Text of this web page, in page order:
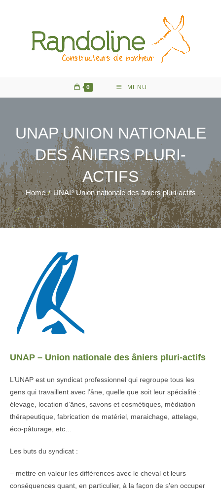
0 MENU
UNAP UNION NATIONALE
DES ÂNIERS PLURI-
ACTIFS
Home / UNAP Union nationale des âniers pluri-actifs
UNAP – Union nationale des âniers pluri-actifs
L’UNAP est un syndicat professionnel qui regroupe tous les
gens qui travaillent avec l’âne, quelle que soit leur spécialité :
élevage, location d’ânes, savons et cosmétiques, médiation
thérapeutique, fabrication de matériel, maraichage, attelage,
éco-pâturage, etc…
Les buts du syndicat :
– mettre en valeur les différences avec le cheval et leurs
conséquences quant, en particulier, à la façon de s’en occuper